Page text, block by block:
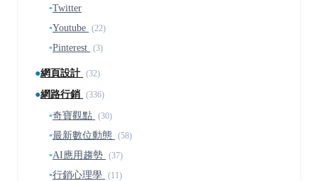
▪Twitter
▪Youtube (22)
▪Pinterest (3)
●網頁設計 (32)
●網路行銷 (336)
▪奇寶觀點 (30)
▪最新數位動態 (58)
▪AI應用趨勢 (37)
▪行銷心理學 (11)